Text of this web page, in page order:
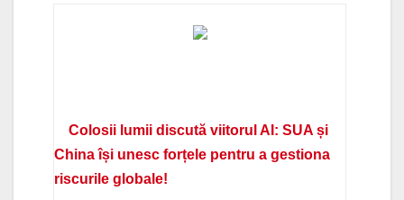
Colosii lumii discută viitorul AI: SUA și
China își unesc forțele pentru a gestiona
riscurile globale!